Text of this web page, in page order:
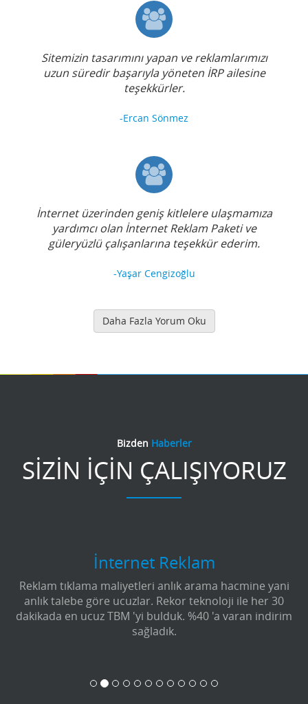
Sitemizin tasarımını yapan ve reklamlarımızı
uzun süredir başarıyla yöneten İRP ailesine
teşekkürler.
-Ercan Sönmez
İnternet üzerinden geniş kitlelere ulaşmamıza
yardımcı olan İnternet Reklam Paketi ve
güleryüzlü çalışanlarına teşekkür ederim.
-Yaşar Cengizoğlu
Daha Fazla Yorum Oku
Bizden Haberler
SİZİN İÇİN ÇALIŞIYORUZ
İnternet Reklam
Reklam tıklama maliyetleri anlık arama hacmine yani
anlık talebe göre ucuzlar. Rekor teknoloji ile her 30
dakikada en ucuz TBM 'yi bulduk. %40 'a varan indirim
sağladık.